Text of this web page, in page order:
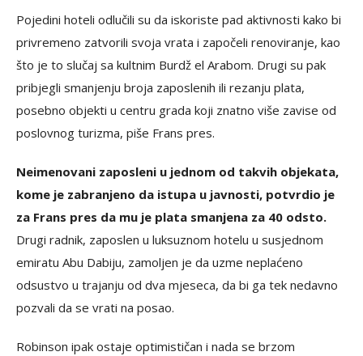
Pojedini hoteli odlučili su da iskoriste pad aktivnosti kako bi
privremeno zatvorili svoja vrata i započeli renoviranje, kao
što je to slučaj sa kultnim Burdž el Arabom. Drugi su pak
pribjegli smanjenju broja zaposlenih ili rezanju plata,
posebno objekti u centru grada koji znatno više zavise od
poslovnog turizma, piše Frans pres.
Neimenovani zaposleni u jednom od takvih objekata,
kome je zabranjeno da istupa u javnosti, potvrdio je
za Frans pres da mu je plata smanjena za 40 odsto.
Drugi radnik, zaposlen u luksuznom hotelu u susjednom
emiratu Abu Dabiju, zamoljen je da uzme neplaćeno
odsustvo u trajanju od dva mjeseca, da bi ga tek nedavno
pozvali da se vrati na posao.
Robinson ipak ostaje optimističan i nada se brzom